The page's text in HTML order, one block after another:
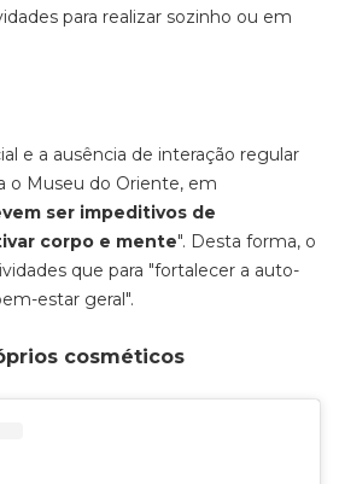
para realizar sozinho ou em
e a ausência de interação regular
o Museu do Oriente, em
ser impeditivos de
corpo e mente". Desta forma, o
que para "fortalecer a auto-
estar geral".
cosméticos